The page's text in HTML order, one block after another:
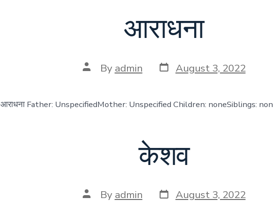
आराधना
Post
author
By admin Post
date
August 3, 2022
आराधना Father: UnspecifiedMother: Unspecified Children: noneSiblings:
केशव
Post
author
By admin Post
date
August 3, 2022